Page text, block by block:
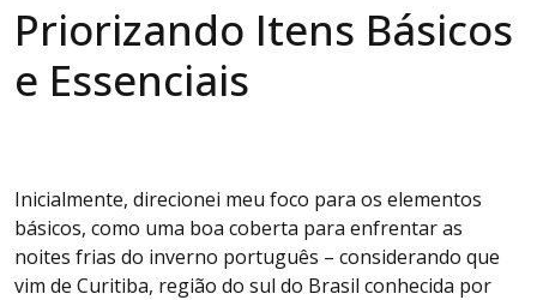
Priorizando Itens Básicos
e Essenciais
Inicialmente, direcionei meu foco para os elementos
básicos, como uma boa coberta para enfrentar as
noites frias do inverno português – considerando que
vim de Curitiba, região do sul do Brasil conhecida por